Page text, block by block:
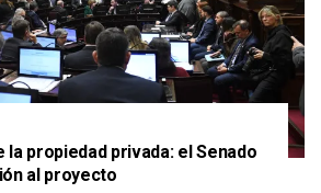
la propiedad privada: el Senado
al proyecto